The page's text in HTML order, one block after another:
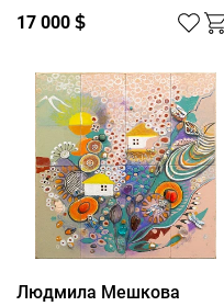
17 000 $
Людмила Мешкова